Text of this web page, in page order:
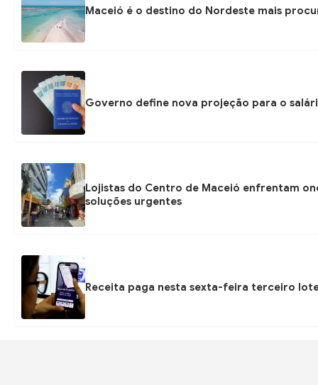
Maceió é o destino do Nordeste mais
Governo define nova projeção para o
Lojistas do Centro de Maceió enfrentam
soluções urgentes
Receita paga nesta sexta-feira terceiro